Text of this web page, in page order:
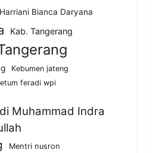
Harriani Bianca Daryana
Kab. Tangerang
Kebumen jateng
feradi wpi
Muhammad Indra
Mentri nusron